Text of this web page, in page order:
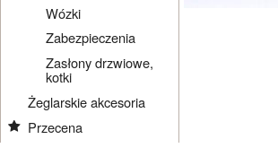
Wózki
Zabezpieczenia
Zasłony drzwiowe,
kotki
Żeglarskie akcesoria
Przecena